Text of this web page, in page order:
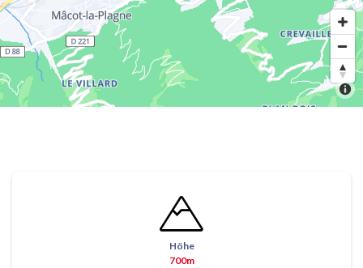
Höhe
700m